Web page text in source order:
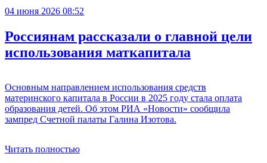
04 июня 2026 08:52
Россиянам рассказали о главной цели
использования маткапитала
Основным направлением использования средств
материнского капитала в России в 2025 году стала оплата
образования детей. Об этом РИА «Новости» сообщила
зампред Счетной палаты Галина Изотова.
Читать полностью